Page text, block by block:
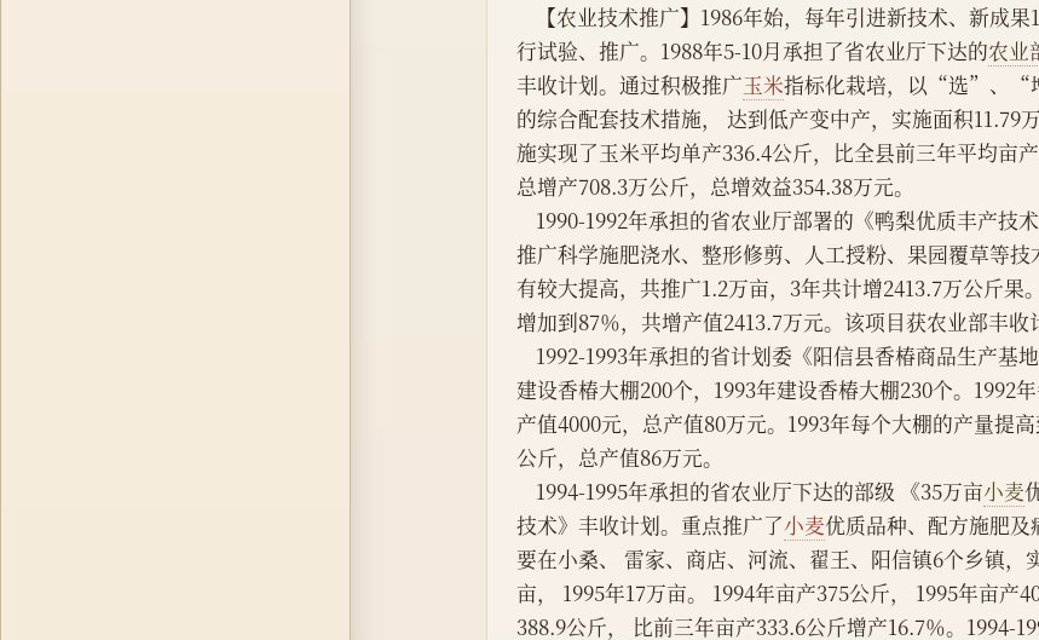
【农业技术推广】1986年始，每年引进新技术、新成
行试验、推广。1988年5-10月承担了省农业厅下达的农业
丰收计划。通过积极推广玉米指标化栽培，以“选”、
的综合配套技术措施， 达到低产变中产，实施面积11.79
施实现了玉米平均单产336.4公斤，比全县前三年平均亩产
总增产708.3万公斤，总增效益354.38万元。
1990-1992年承担的省农业厅部署的《鸭梨优质丰产技
推广科学施肥浇水、整形修剪、人工授粉、果园覆草等
有较大提高，共推广1.2万亩，3年共计增2413.7万公斤果
增加到87％，共增产值2413.7万元。该项目获农业部丰收
1992-1993年承担的省计划委《阳信县香椿商品生产基
建设香椿大棚200个，1993年建设香椿大棚230个。1992
产值4000元，总产值80万元。1993年每个大棚的产量提
公斤，总产值86万元。
    1994-1995年承担的省农业厅下达的部级 《35万亩
小麦
技术》丰收计划。重点推广了小麦优质品种、配方施肥
要在小桑、 雷家、商店、河流、翟王、阳信镇6个乡镇，
亩， 1995年17万亩。 1994年亩产375公斤， 1995年亩产
388.9公斤， 比前三年亩产333.6公斤增产16.7％。1994-